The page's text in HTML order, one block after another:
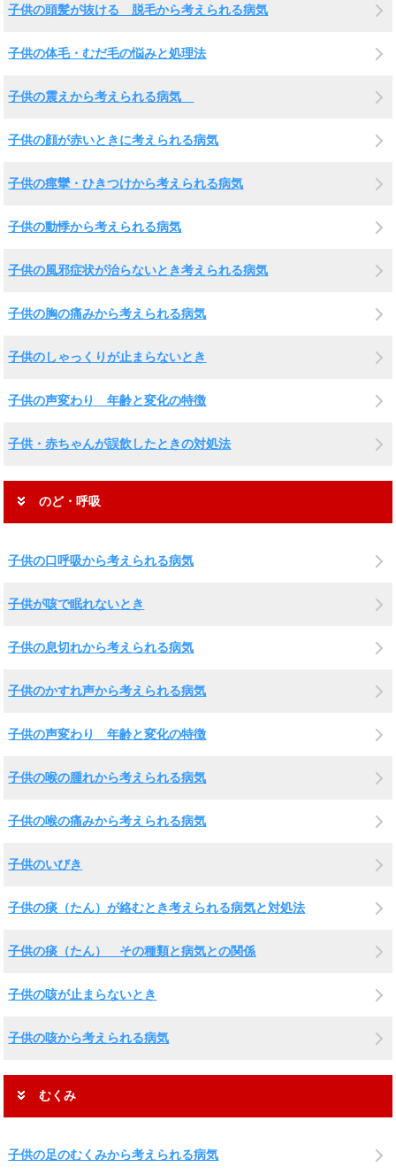
子供の頭髪が抜ける 脱毛から考えられる病気
子供の体毛・むだ毛の悩みと処理法
子供の震えから考えられる病気
子供の顔が赤いときに考えられる病気
子供の痙攣・ひきつけから考えられる病気
子供の動悸から考えられる病気
子供の風邪症状が治らないとき考えられる病気
子供の胸の痛みから考えられる病気
子供のしゃっくりが止まらないとき
子供の声変わり 年齢と変化の特徴
子供・赤ちゃんが誤飲したときの対処法
のど・呼吸
子供の口呼吸から考えられる病気
子供が咳で眠れないとき
子供の息切れから考えられる病気
子供のかすれ声から考えられる病気
子供の声変わり 年齢と変化の特徴
子供の喉の腫れから考えられる病気
子供の喉の痛みから考えられる病気
子供のいびき
子供の痰（たん）が絡むとき考えられる病気と対処法
子供の痰（たん） その種類と病気との関係
子供の咳が止まらないとき
子供の咳から考えられる病気
むくみ
子供の足のむくみから考えられる病気